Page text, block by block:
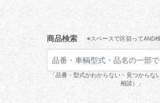
商品検索 ※スペースで区切ってAND
「品番・型式がわからない・見つからな
相談）」